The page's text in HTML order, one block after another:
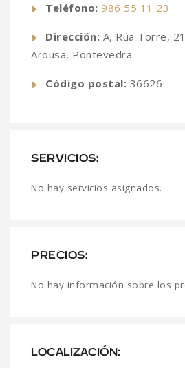
Teléfono: 986 55 11 23
Dirección: A, Rúa Torre,
Arousa, Pontevedra
Código postal: 36626
SERVICIOS:
No hay servicios asignados.
PRECIOS:
No hay información sobre los
LOCALIZACIÓN: